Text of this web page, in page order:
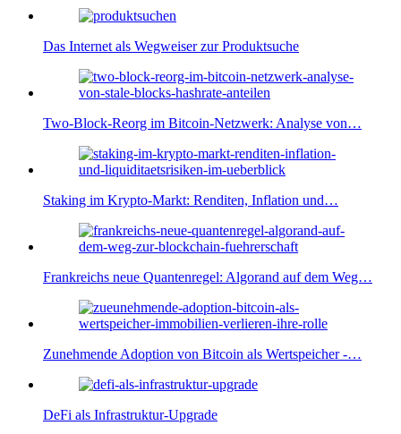
Das Internet als Wegweiser zur Produktsuche
Two-Block-Reorg im Bitcoin-Netzwerk: Analyse von…
Staking im Krypto-Markt: Renditen, Inflation und…
Frankreichs neue Quantenregel: Algorand auf dem Weg…
Zunehmende Adoption von Bitcoin als Wertspeicher -…
DeFi als Infrastruktur-Upgrade